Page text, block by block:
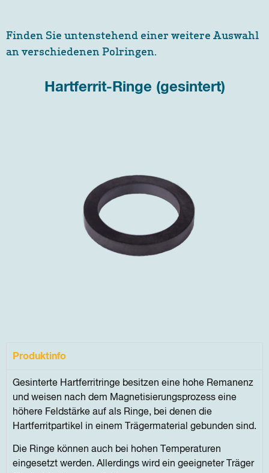
Finden Sie untenstehend einer weitere Auswahl
an verschiedenen Polringen.
Hartferrit-Ringe (gesintert)
Produktinfo
Gesinterte Hartferritringe besitzen eine hohe Remanenz
und weisen nach dem Magnetisierungsprozess eine
höhere Feldstärke auf als Ringe, bei denen die
Hartferritpartikel in einem Trägermaterial gebunden sind.
Die Ringe können auch bei hohen Temperaturen
eingesetzt werden. Allerdings wird ein geeigneter Träger